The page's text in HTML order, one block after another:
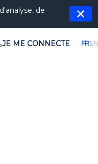
JE ME CONNECTE FREN
de